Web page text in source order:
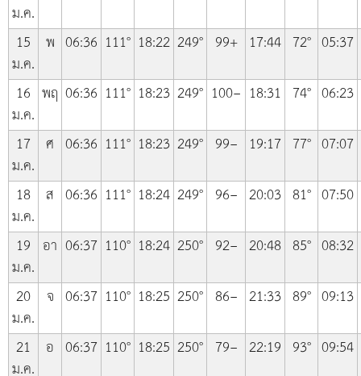
ม.ค.
15
ม.ค.
พ 06:36 111° 18:22 249° 99+ 17:44 72° 05:37
16
ม.ค.
พฤ 06:36 111° 18:23 249° 100− 18:31 74° 06:23
17
ม.ค.
ศ 06:36 111° 18:23 249° 99− 19:17 77° 07:07
18
ม.ค.
ส 06:36 111° 18:24 249° 96− 20:03 81° 07:50
19
ม.ค.
อา 06:37 110° 18:24 250° 92− 20:48 85° 08:32
20
ม.ค.
จ 06:37 110° 18:25 250° 86− 21:33 89° 09:13
21
ม.ค.
อ 06:37 110° 18:25 250° 79− 22:19 93° 09:54